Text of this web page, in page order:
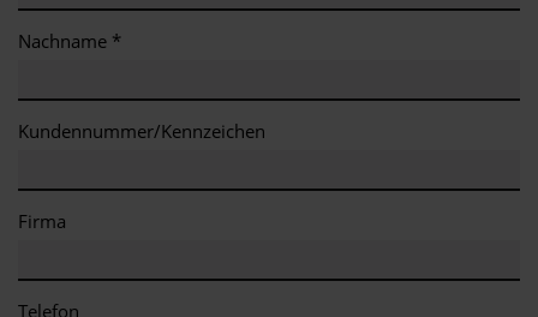
Nachname *
Kundennummer/Kennzeichen
Firma
Telefon